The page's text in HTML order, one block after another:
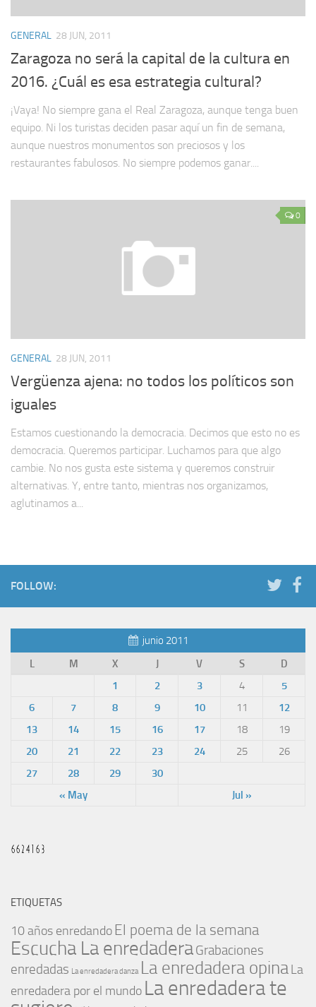
GENERAL 28 JUN, 2011
Zaragoza no será la capital de la cultura en
2016. ¿Cuál es esa estrategia cultural?
¡Vaya! No siempre gana el Real Zaragoza, aunque tenga buen
equipo. Ni los turistas deciden pasar aquí un fin de semana,
aunque nuestros monumentos son preciosos y los
restaurantes fabulosos. No siempre podemos ganar....
0
GENERAL 28 JUN, 2011
Vergüenza ajena: no todos los políticos son
iguales
Estamos cuestionando la democracia. Decimos que esto no es
democracia. Queremos participar. Luchamos para que algo
cambie. No nos gusta este sistema y queremos construir
alternativas. Y, entre tanto, mientras nos organizamos,
aglutinamos a...
FOLLOW:
junio 2011
L
M X J V S D
« May Jul »
1 2 3 4
5
6
7 8 9 10 11
12
13
14 15 16 17 18
19
20
21 22 23 24 25
26
27
28 29 30
ETIQUETAS
10 años enredando El poema de la semana
Escucha La enredaderaGrabaciones
enredadas La enredadera danza La enredadera opinaLa
enredadera por el mundo La enredadera te